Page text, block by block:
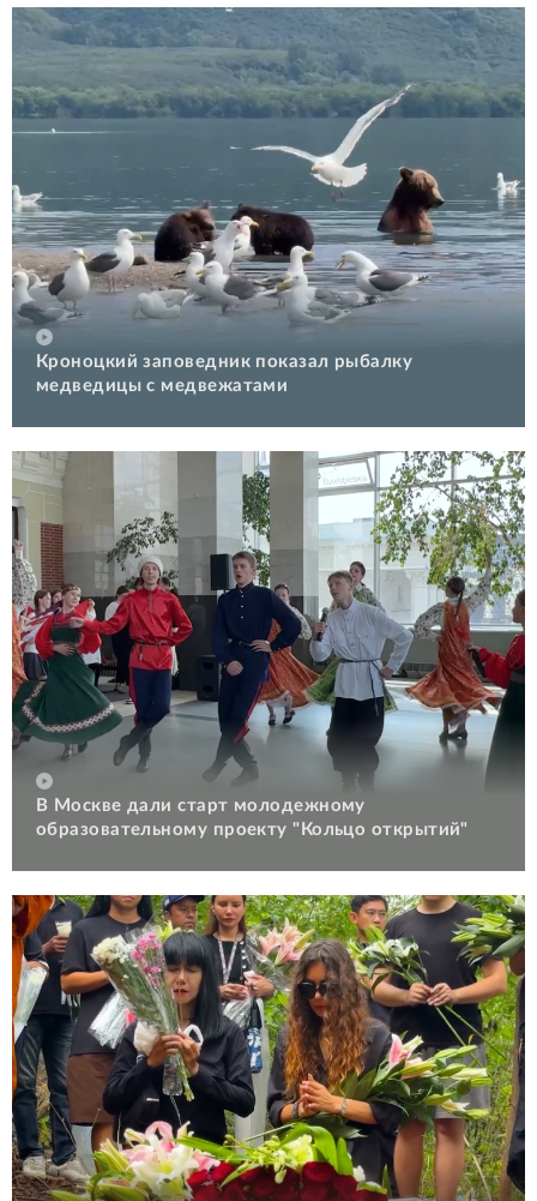
Кроноцкий заповедник показал рыбалку
медведицы с медвежатами
В Москве дали старт молодежному
образовательному проекту "Кольцо открытий"